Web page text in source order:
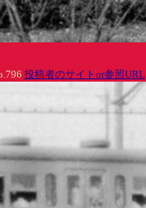
投稿者のサイトor参照URL